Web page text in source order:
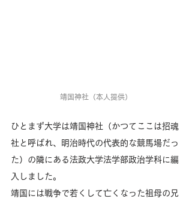
靖国神社（本人提供）
ひとまず大学は靖国神社（かつてここは招魂
社と呼ばれ、明治時代の代表的な競馬場だっ
た）の隣にある法政大学法学部政治学科に編
入しました。
靖国には戦争で若くして亡くなった祖母の兄